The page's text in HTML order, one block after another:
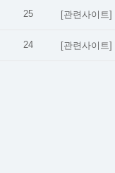
25 [관련사이트]
24 [관련사이트]